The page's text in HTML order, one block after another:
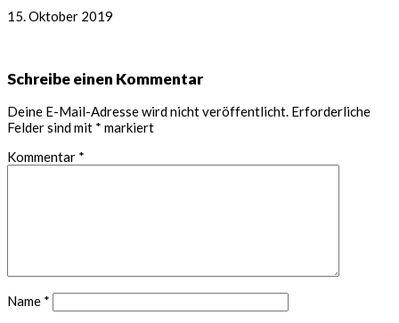
15. Oktober 2019
Leser-
Interaktionen
Schreibe einen Kommentar
Deine E-Mail-Adresse wird nicht veröffentlicht. Erforderliche
Felder sind mit * markiert
Kommentar *
Name *